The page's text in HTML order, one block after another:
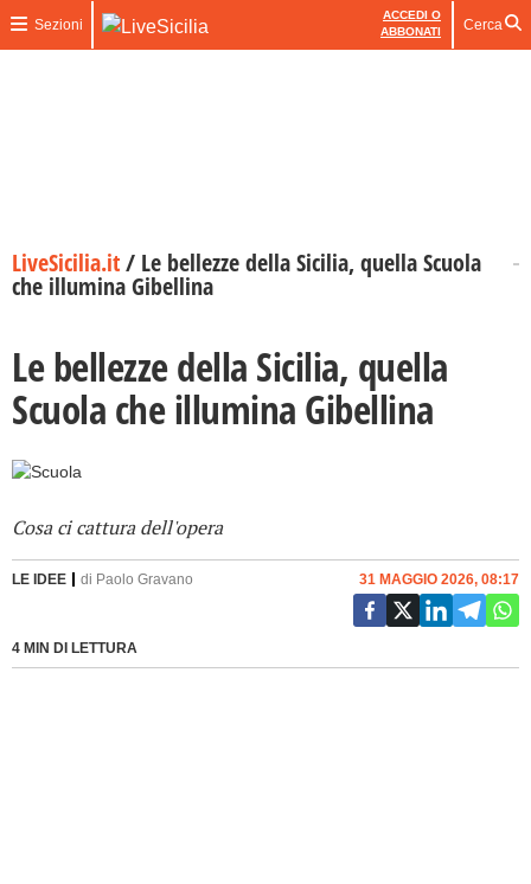
Sezioni
ACCEDI O
ABBONATI
Cerca
LiveSicilia.it/ Le bellezze della Sicilia, quella Scuola
che illumina Gibellina
Le bellezze della Sicilia, quella
Scuola che illumina Gibellina
Cosa ci cattura dell'opera
LE IDEE di Paolo Gravano
4 MIN DI LETTURA
31 MAGGIO 2026, 08:17